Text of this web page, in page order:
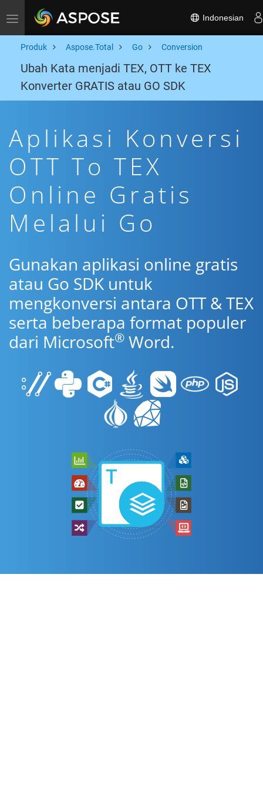
Toggle navigation Indonesian
Produk Aspose.Total Go Conversion
Ubah Kata menjadi TEX, OTT ke TEX
Konverter GRATIS atau GO SDK
Aplikasi Konversi
OTT To TEX
Online Gratis
Melalui Go
Gunakan aplikasi online gratis
atau Go SDK untuk
mengkonversi antara OTT & TEX
serta beberapa format populer
dari Microsoft® Word.